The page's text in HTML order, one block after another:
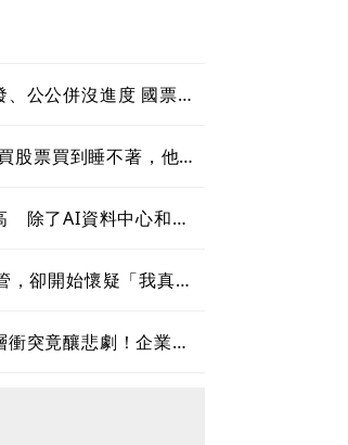
公併沒進度 國票金
股票買到睡不著，他只
除了AI資料中心和電
，卻開始懷疑「我真的
衝突竟釀悲劇！企業內